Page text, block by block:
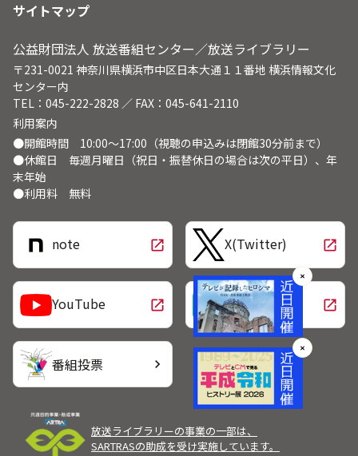
サイトマップ
公益財団法人 放送番組センター／放送ライブラリー
〒231-0021 神奈川県横浜市中区日本大通１１番地 横浜情報文化
センター内
TEL：045-222-2828 ／ FAX：045-641-2110
利用案内
●開館時間 10:00～17:00（視聴の申込みは閉館30分前まで）
●休館日 毎週月曜日（祝日・振替休日の場合は次の平日）、年
末年始
●利用料 無料
note open_in_new X(Twitter) open_in_new
YouTube open_in_new LINE open_in_new
番組投票 chevron_right
放送ライブラリーの事業の一部は、
SARTRASの助成を受け実施しています。
✕
✕